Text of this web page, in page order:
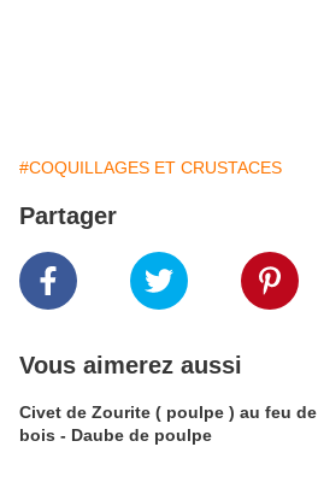
#COQUILLAGES ET CRUSTACES
Partager
Vous aimerez aussi
Civet de Zourite ( poulpe ) au feu de
bois - Daube de poulpe